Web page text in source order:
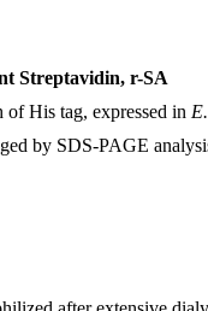
Streptavidin, r-SA
of His tag, expressed in
by SDS-PAGE